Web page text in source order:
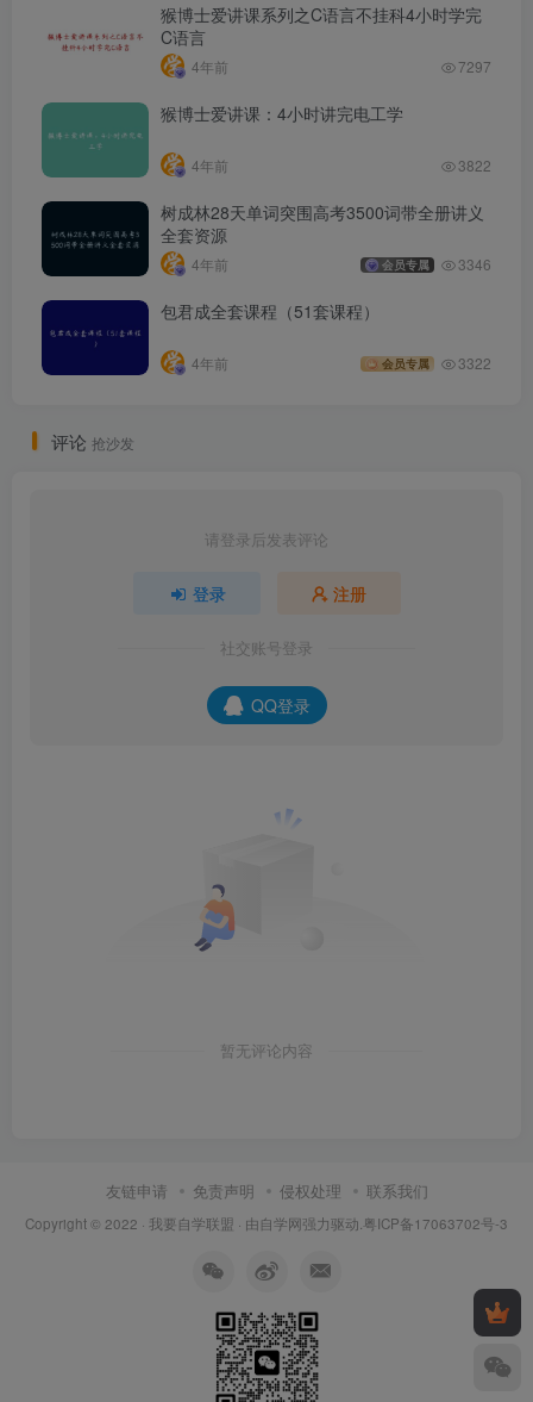
猴博士爱讲课系列之C语言不挂科4小时学完
C语言
4年前 7297
猴博士爱讲课：4小时讲完电工学
4年前 3822
树成林28天单词突围高考3500词带全册讲义
全套资源
4年前 会员专属 3346
包君成全套课程（51套课程）
4年前 会员专属 3322
评论 抢沙发
请登录后发表评论
登录 注册
社交账号登录
QQ登录
暂无评论内容
友链申请 免责声明 侵权处理 联系我们
Copyright © 2022 · 我要自学联盟 · 由自学网强力驱动. 粤ICP备17063702号-3